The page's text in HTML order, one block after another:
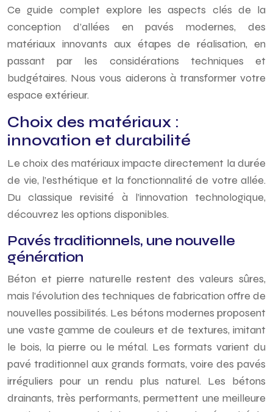
Ce guide complet explore les aspects clés de la
conception d’allées en pavés modernes, des
matériaux innovants aux étapes de réalisation, en
passant par les considérations techniques et
budgétaires. Nous vous aiderons à transformer votre
espace extérieur.
Choix des matériaux :
innovation et durabilité
Le choix des matériaux impacte directement la durée
de vie, l’esthétique et la fonctionnalité de votre allée.
Du classique revisité à l’innovation technologique,
découvrez les options disponibles.
Pavés traditionnels, une nouvelle
génération
Béton et pierre naturelle restent des valeurs sûres,
mais l’évolution des techniques de fabrication offre de
nouvelles possibilités. Les bétons modernes proposent
une vaste gamme de couleurs et de textures, imitant
le bois, la pierre ou le métal. Les formats varient du
pavé traditionnel aux grands formats, voire des pavés
irréguliers pour un rendu plus naturel. Les bétons
drainants, très performants, permettent une meilleure